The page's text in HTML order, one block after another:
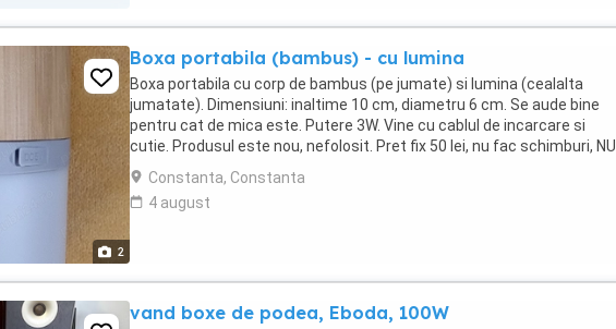
2
Boxa portabila (bambus) - cu lumina
Boxa portabila cu corp de bambus (pe jumate) si lumina (cealalta
jumatate). Dimensiuni: inaltime 10 cm, diametru 6 cm. Se aude bine
pentru cat de mica este. Putere 3W. Vine cu cablul de incarcare si
cutie. Produsul este nou, nefolosit. Pret fix 50 lei, nu fac schimburi, NU
trimit in tara.
Constanta, Constanta
4 august
vand boxe de podea, Eboda, 100W